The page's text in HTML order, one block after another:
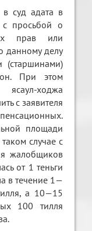
в суд адата в
просьбой о
прав или
данному делу
(старшинами)
При этом
ходжа
с заявителя
площади
случае с
жалобщиков
от 1 теньги
в течение 1—
а 10—15
100 тилля